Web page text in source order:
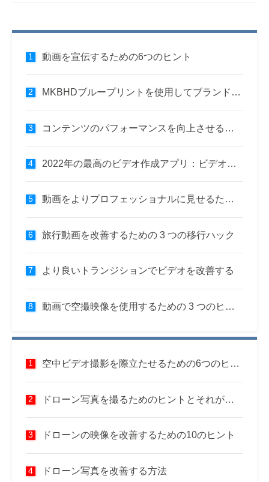
動画を宣伝するための6つのヒント
MKBHDブループリントを使用してブランドビデオを改善するための4つのヒント
コンテンツのパフォーマンスを向上させるための9つの戦術的なビデオSEOのヒント
2022年の最高のビデオ作成アプリ：ビデオ撮影を改善するための18のアプリ
動画をよりプロフェッショナルに見せるための 7 つのヒント
旅行動画を改善するための 3 つの移行ハック
より良いトランジションでビデオを改善する
動画で空撮映像を使用するための 3 つのヒント
空中ビデオ撮影を際立たせるための6つのヒント
ドローン写真を撮るためのヒントとそれがすべての画像をどのように改善するか
ドローンの映像を改善するための10のヒント
ドローン写真を改善する方法